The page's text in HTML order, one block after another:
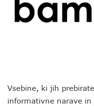
Vsebine, ki jih
informativne narave